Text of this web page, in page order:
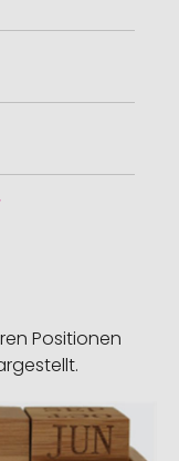
Positionen